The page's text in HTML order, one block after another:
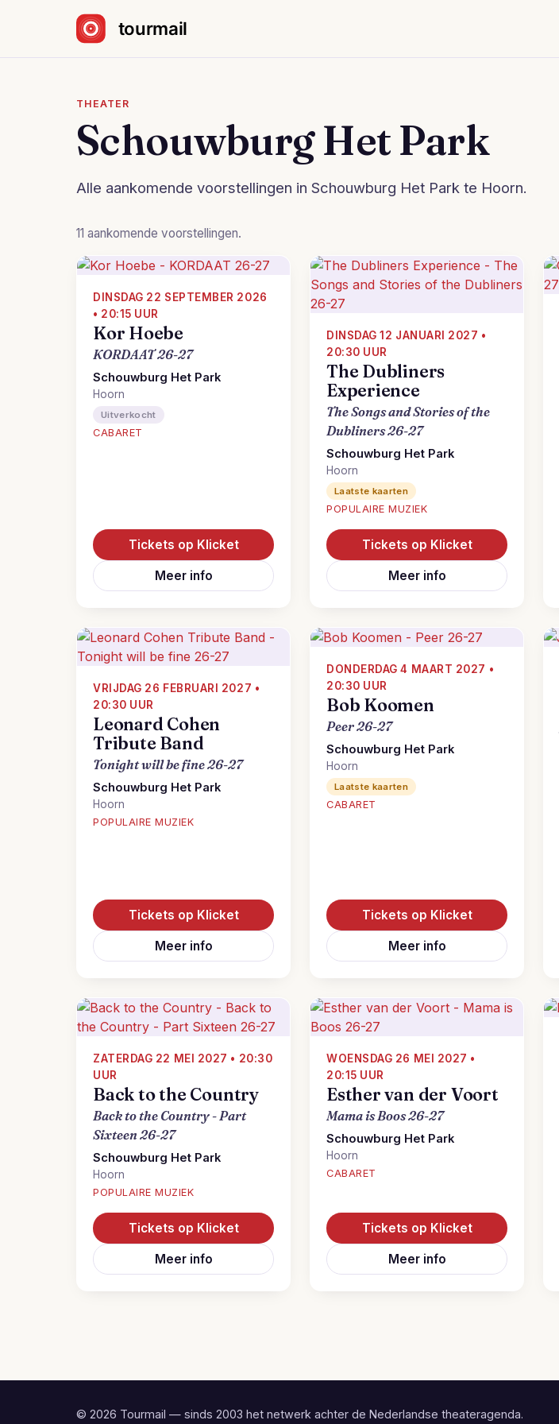
THEATER
Schouwburg Het Park
Alle aankomende voorstellingen in Schouwburg Het Park te Hoorn.
11 aankomende voorstellingen.
DINSDAG 22 SEPTEMBER 2026
• 20:15 UUR
Kor Hoebe
KORDAAT 26-27
Schouwburg Het Park
Hoorn
Uitverkocht
CABARET
Tickets op Klicket
Meer info
DINSDAG 12 JANUARI 2027 •
20:30 UUR
The Dubliners
Experience
The Songs and Stories of the
Dubliners 26-27
Schouwburg Het Park
Hoorn
Laatste kaarten
POPULAIRE MUZIEK
Tickets op Klicket
Meer info
VRIJDAG 26 FEBRUARI 2027 •
20:30 UUR
Leonard Cohen
Tribute Band
Tonight will be fine 26-27
Schouwburg Het Park
Hoorn
POPULAIRE MUZIEK
Tickets op Klicket
Meer info
DONDERDAG 4 MAART 2027 •
20:30 UUR
Bob Koomen
Peer 26-27
Schouwburg Het Park
Hoorn
Laatste kaarten
CABARET
Tickets op Klicket
Meer info
ZATERDAG 22 MEI 2027 • 20:30
UUR
Back to the Country
Back to the Country - Part
Sixteen 26-27
Schouwburg Het Park
Hoorn
POPULAIRE MUZIEK
Tickets op Klicket
Meer info
WOENSDAG 26 MEI 2027 •
20:15 UUR
Esther van der Voort
Mama is Boos 26-27
Schouwburg Het Park
Hoorn
CABARET
Tickets op Klicket
Meer info
© 2026 Tourmail — sinds 2003 het netwerk achter de Nederlandse theateragenda.